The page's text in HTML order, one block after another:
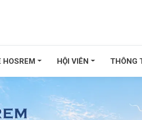
HOSREM HỘI VIÊN THÔNG